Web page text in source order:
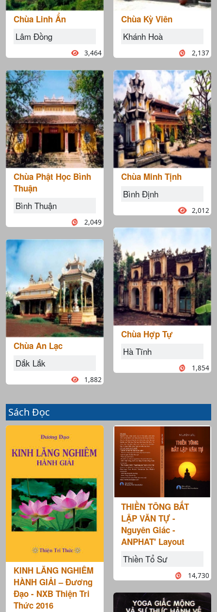
Chùa Linh Ẩn
Lâm Đồng
3,464
Chùa Phật Học Bình
Thuận
Bình Thuận
2,049
Chùa An Lạc
Dắk Lắk
1,882
Chùa Kỳ Viên
Khánh Hoà
2,137
Chùa Minh Tịnh
Bình Định
2,012
Chùa Hợp Tự
Hà Tĩnh
1,854
Sách Đọc
KINH LĂNG NGHIÊM
HÀNH GIẢI – Đương
Đạo - NXB Thiện Tri
Thức 2016
THIỀN TÔNG BẤT
LẬP VĂN TỰ -
Nguyên Giác -
ANPHAT' Layout
Thiền Tổ Sư
14,730